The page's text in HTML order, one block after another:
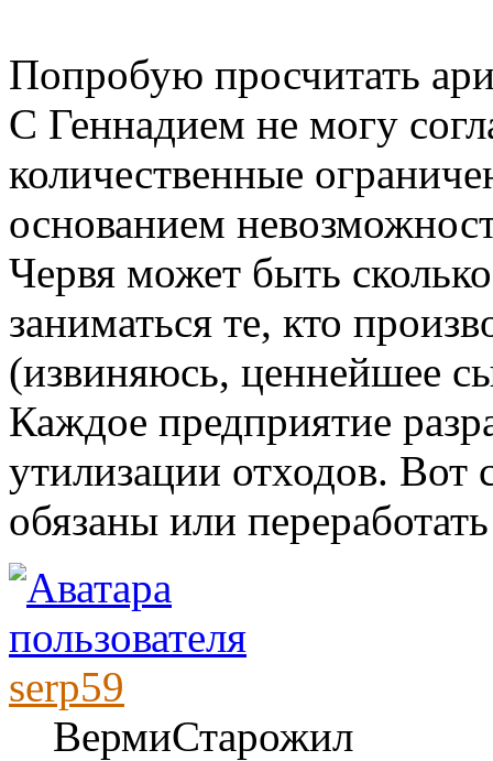
Попробую просчитать
С Геннадием не могу
количественные
основанием
Червя может быть
заниматься те, кто
(извиняюсь, ценнейшее
Каждое предприятие
утилизации отходов. Вот
обязаны или
serp59
ВермиСтарожил